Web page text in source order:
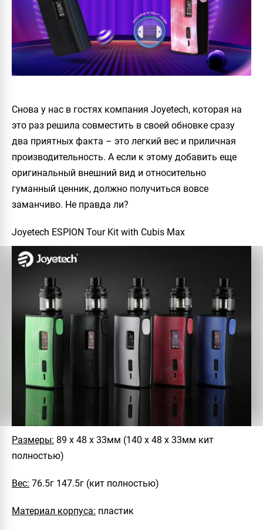
Снова у нас в гостях компания Joyetech, которая на
это раз решила совместить в своей обновке сразу
два приятных факта – это легкий вес и приличная
производительность. А если к этому добавить еще
оригинальный внешний вид и относительно
гуманный ценник, должно получиться вовсе
заманчиво. Не правда ли?
Joyetech ESPION Tour Kit with Cubis Max
Размеры: 89 х 48 х 33мм (140 х 48 х 33мм кит
полностью)
Вес: 76.5г 147.5г (кит полностью)
Материал корпуса: пластик